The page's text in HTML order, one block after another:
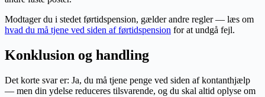
Modtager du i stedet førtidspension, gælder andre regler — læs om
hvad du må tjene ved siden af førtidspension for at undgå fejl.
Konklusion og handling
Det korte svar er: Ja, du må tjene penge ved siden af kontanthjælp
— men din ydelse reduceres tilsvarende, og du skal altid oplyse om